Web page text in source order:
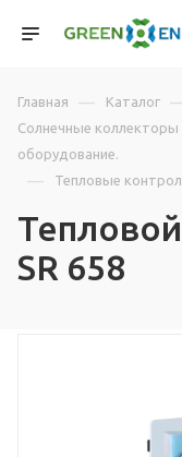
Главная — Каталог
Солнечные коллекторы
оборудование.
— Тепловые
SR 658